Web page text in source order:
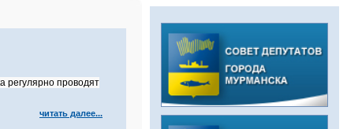
регулярно проводят
читать далее...